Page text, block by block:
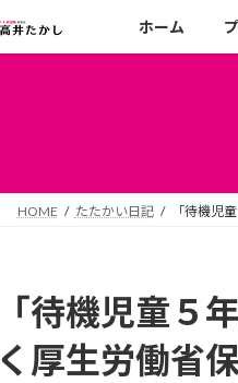
ホーム
HOME たたかい日記 「待機児
「待機児童５
く厚生労働省